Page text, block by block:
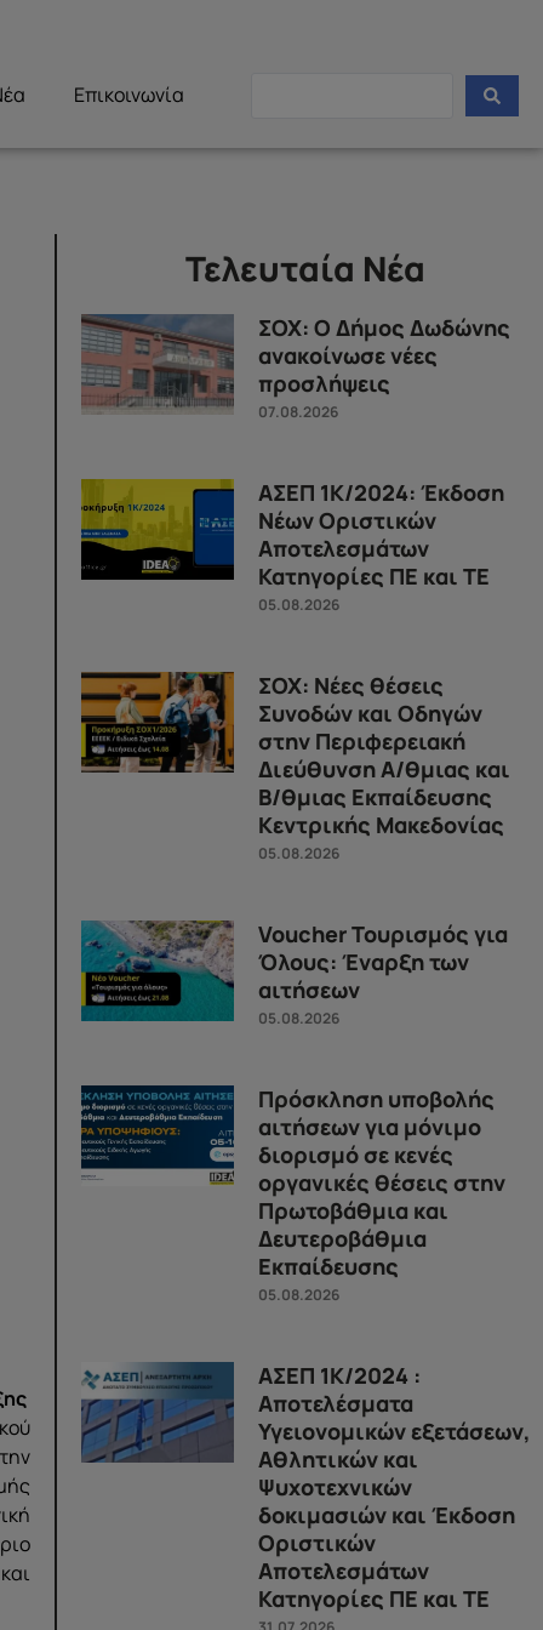
Επικοινωνία
Τελευταία Νέα
ΣΟΧ: Ο Δήμος Δωδώνης
ανακοίνωσε νέες
προσλήψεις
07.08.2026
ΑΣΕΠ 1Κ/2024: Έκδοση
Νέων Οριστικών
Αποτελεσμάτων
Κατηγορίες ΠΕ και ΤΕ
05.08.2026
ΣΟΧ: Νέες θέσεις
Συνοδών και Οδηγών
στην Περιφερειακή
Διεύθυνση Α/θμιας και
Β/θμιας Εκπαίδευσης
Κεντρικής Μακεδονίας
05.08.2026
Voucher Τουρισμός για
Όλους: Έναρξη των
αιτήσεων
05.08.2026
Πρόσκληση υποβολής
αιτήσεων για μόνιμο
διορισμό σε κενές
οργανικές θέσεις στην
Πρωτοβάθμια και
Δευτεροβάθμια
Εκπαίδευσης
05.08.2026
ΑΣΕΠ 1Κ/2024 :
Αποτελέσματα
Υγειονομικών εξετάσεων,
Αθλητικών και
Ψυχοτεχνικών
δοκιμασιών και Έκδοση
Οριστικών
Αποτελεσμάτων
Κατηγορίες ΠΕ και ΤΕ